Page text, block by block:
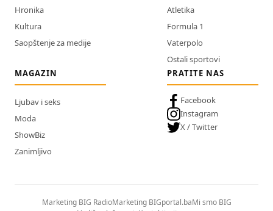
Hronika
Kultura
Saopštenje za medije
Atletika
Formula 1
Vaterpolo
Ostali sportovi
MAGAZIN
Ljubav i seks
Moda
ShowBiz
Zanimljivo
PRATITE NAS
Facebook
Instagram
X / Twitter
Marketing BIG RadioMarketing BIGportal.baMi smo BIG